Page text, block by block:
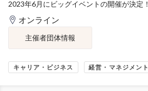
2023年6月にビッグイベントの開催が決定！
オンライン
主催者団体情報
キャリア・ビジネス 経営・マネジメント